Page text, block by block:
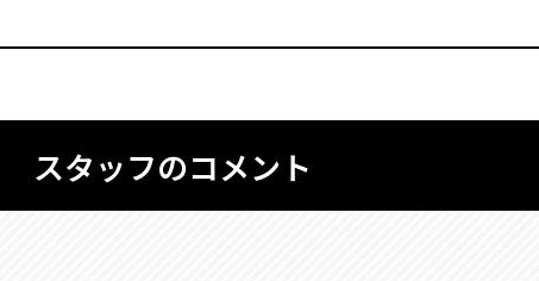
スタッフのコメント